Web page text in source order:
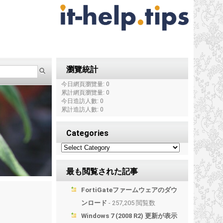
瀏覽統計
今日網頁瀏覽量: 0
累計網頁瀏覽量: 0
今日造訪人數: 0
累計造訪人數: 0
Categories
最も閲覧された記事
FortiGateファームウェアのダウ
ンロード - 257,205 閲覧数
Windows 7 (2008 R2) 更新が表示